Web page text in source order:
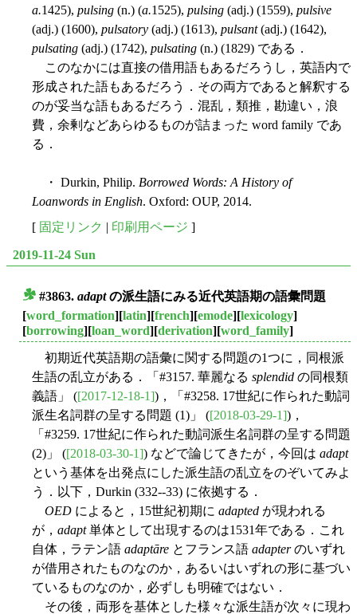
a.1425), pulsing (n.) (a.1525), pulsing (adj.) (1559), pulsive
(adj.) (1600), pulsatory (adj.) (1613), pulsant(adj.) (1642),
pulsating (adj.) (1742), pulsating (n.) (1829) である．
このなかには直接の借用語もあるだろうし，英語内で
形成された語もあるだろう．その両方であると解釈する
のが妥当な語もあるだろう．混乱，類推，勘違い，浪
費，余剰などあらゆるものが詰まった word family であ
る．
・ Durkin, Philip. Borrowed Words: A History of
Loanwords in English. Oxford: OUP, 2014.
[ 固定リンク | 印刷用ページ ]
2019-11-24 Sun
#3863. adaptの派生語にみる近代英語期の語彙問題
[word_formation][latin][french][emode][lexicology]
[borrowing][loan_word][derivation][word_family]
初期近代英語期の語彙に関する問題の1つに，同根派
生語の乱立がある．「#3157. 華麗なる splendid の同根類
義語」 ([2017-12-18-1])，「#3258. 17世紀に作られた動詞
派生名詞群の呈する問題 (1)」 ([2018-03-29-1])，
「#3259. 17世紀に作られた動詞派生名詞群の呈する問題
(2)」 ([2018-03-30-1]) などで論じてきたが，今回は adapt
という基体を出発点にした派生語の乱立をのぞいてみよ
う．以下，Durkin (332--33) に依拠する．
OED によると，15世紀初期に adapted が現われる
が， adapt単体として出現するのは1531年である．これ
自体，ラテン語 adaptāre とフランス語 adapterのいずれ
が借用されたものなのか，あるいはいずれの形に基づい
ているものなのか，必ずしも明確ではない．
その後，両形を基体とした様々な派生語が次々に現わ